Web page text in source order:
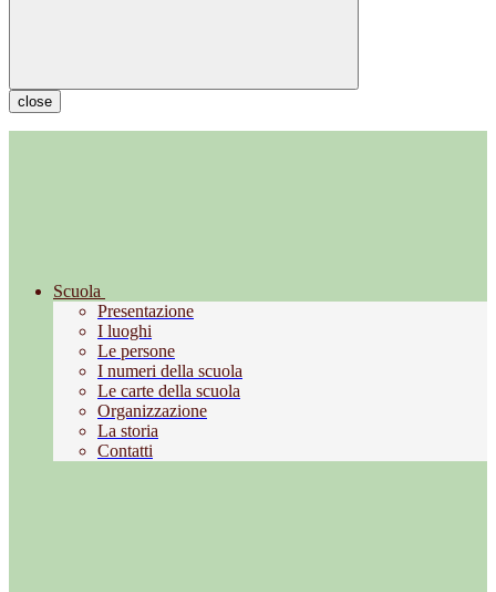
close
Scuola
Presentazione
I luoghi
Le persone
I numeri della scuola
Le carte della scuola
Organizzazione
La storia
Contatti